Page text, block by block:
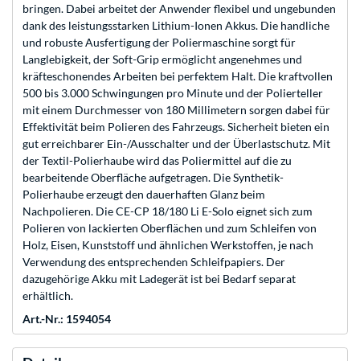
bringen. Dabei arbeitet der Anwender flexibel und ungebunden
dank des leistungsstarken Lithium-Ionen Akkus. Die handliche
und robuste Ausfertigung der Poliermaschine sorgt für
Langlebigkeit, der Soft-Grip ermöglicht angenehmes und
kräfteschonendes Arbeiten bei perfektem Halt. Die kraftvollen
500 bis 3.000 Schwingungen pro Minute und der Polierteller
mit einem Durchmesser von 180 Millimetern sorgen dabei für
Effektivität beim Polieren des Fahrzeugs. Sicherheit bieten ein
gut erreichbarer Ein-/Ausschalter und der Überlastschutz. Mit
der Textil-Polierhaube wird das Poliermittel auf die zu
bearbeitende Oberfläche aufgetragen. Die Synthetik-
Polierhaube erzeugt den dauerhaften Glanz beim
Nachpolieren. Die CE-CP 18/180 Li E-Solo eignet sich zum
Polieren von lackierten Oberflächen und zum Schleifen von
Holz, Eisen, Kunststoff und ähnlichen Werkstoffen, je nach
Verwendung des entsprechenden Schleifpapiers. Der
dazugehörige Akku mit Ladegerät ist bei Bedarf separat
erhältlich.
Art.-Nr.: 1594054